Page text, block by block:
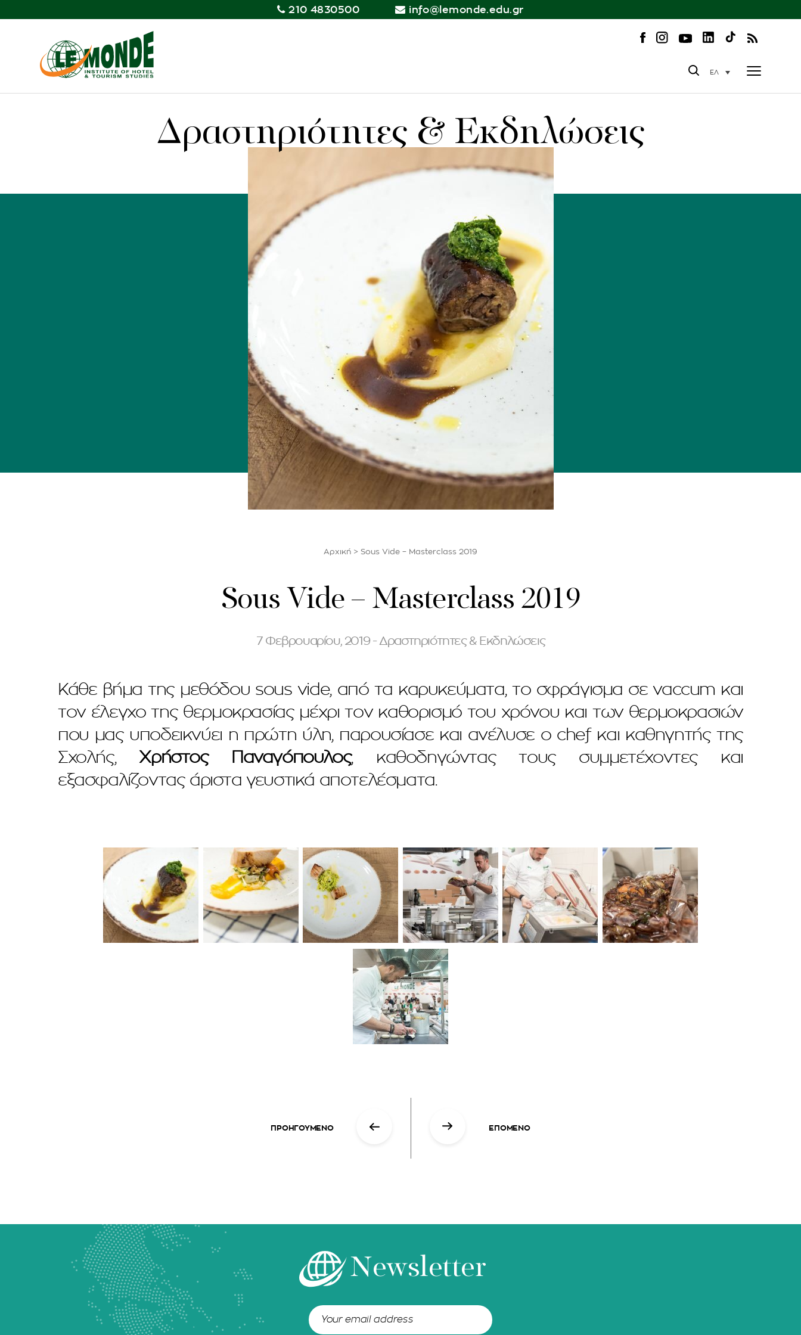
210 4830500 info@lemonde.edu.gr
ΕΛ
Δραστηριότητες & Εκδηλώσεις
Αρχική > Sous Vide – Masterclass 2019
Sous Vide – Masterclass 2019
7 Φεβρουαρίου, 2019 - Δραστηριότητες & Εκδηλώσεις
Κάθε βήμα της μεθόδου sous vide, από τα καρυκεύματα, το σφράγισμα σε vaccum και
τον έλεγχο της θερμοκρασίας μέχρι τον καθορισμό του χρόνου και των θερμοκρασιών
που μας υποδεικνύει η πρώτη ύλη, παρουσίασε και ανέλυσε ο chef και καθηγητής της
Σχολής, Χρήστος Παναγόπουλος, καθοδηγώντας τους συμμετέχοντες και
εξασφαλίζοντας άριστα γευστικά αποτελέσματα.
ΠΡΟΗΓΟΥΜΕΝΟ ΕΠΟΜΕΝΟ
Newsletter